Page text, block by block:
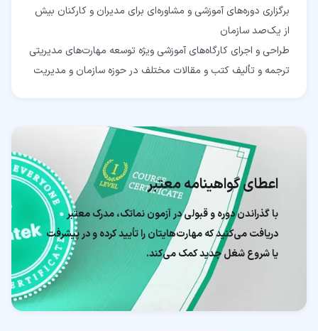
برگزاری دوره‌های آموزشی و مشاوره‌ای برای مدیران و کارکنان بیش
ترجمه و تألیف کتب و مقالات مختلف در حوزه سازمان و مدیریت
اعطای گواهینامه معتبر
با گذراندن دوره و قبولی در آزمون نماتک، مدرک معتبر
دریافت می‌کنید که مهارت‌هایتان را تأیید کرده و در پیشرفت
یا شروع شغل جدید کمک می‌کند.